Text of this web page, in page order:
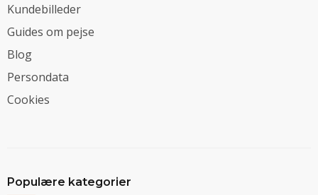
Kundebilleder
Guides om pejse
Blog
Persondata
Cookies
Populære kategorier